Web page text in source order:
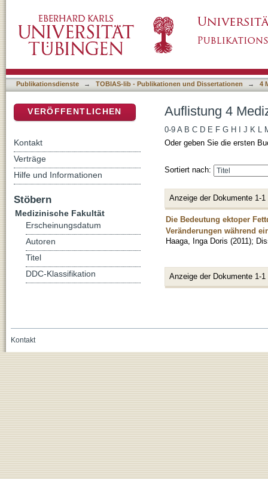
Publikationsdienste → TOBIAS-lib - Publikationen und Dissertationen → 4
Auflistung 4
0-9 A B C D E F G H J K L
Oder geben Sie die ersten
Sortiert nach:
Anzeige der Dokumente 1-1
Die Bedeutung ektoper
Veränderungen während
Haaga, Inga Doris (2011);
Anzeige der Dokumente 1-1
VERÖFFENTLICHEN
Kontakt
Verträge
Hilfe und Informationen
Stöbern
Medizinische Fakultät
Erscheinungsdatum
Autoren
Titel
DDC-Klassifikation
Kontakt